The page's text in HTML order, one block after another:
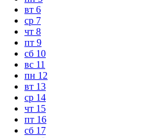
вт 6
ср 7
чт 8
пт 9
сб 10
вс 11
пн 12
вт 13
ср 14
чт 15
пт 16
сб 17